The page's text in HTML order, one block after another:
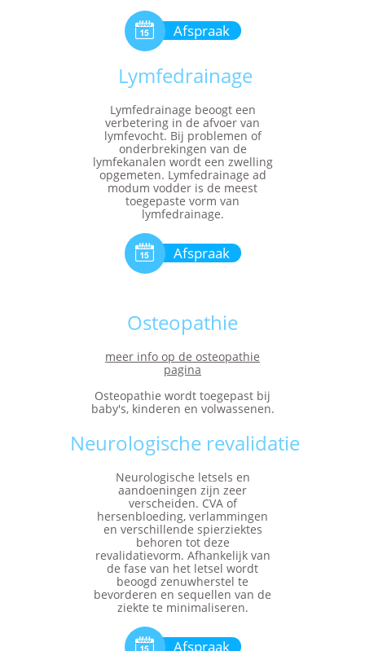
Afspraak

Lymfedrainage
Lymfedrainage beoogt een
verbetering in de afvoer van
lymfevocht. Bij problemen of
onderbrekingen van de
lymfekanalen wordt een zwelling
opgemeten. Lymfedrainage ad
modum vodder is de meest
toegepaste vorm van
lymfedrainage.
Afspraak

Osteopathie
meer info op de osteopathie
pagina
Osteopathie wordt toegepast bij
baby's, kinderen en volwassenen.
Neurologische revalidatie
Neurologische letsels en
aandoeningen zijn zeer
verscheiden. CVA of
hersenbloeding, verlammingen
en verschillende spierziektes
behoren tot deze
revalidatievorm. Afhankelijk van
de fase van het letsel wordt
beoogd zenuwherstel te
bevorderen en sequellen van de
ziekte te minimaliseren.
Afspraak
